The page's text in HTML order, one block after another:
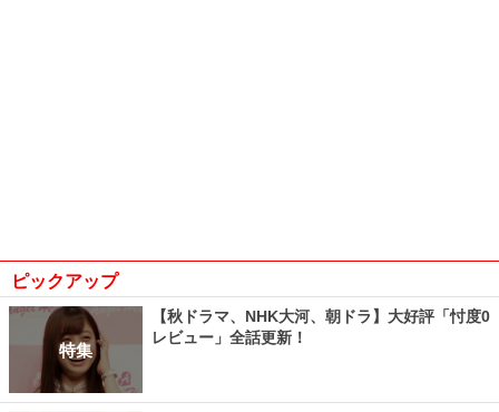
ピックアップ
特集
【秋ドラマ、NHK大河、朝ドラ】大好評「忖度0
レビュー」全話更新！